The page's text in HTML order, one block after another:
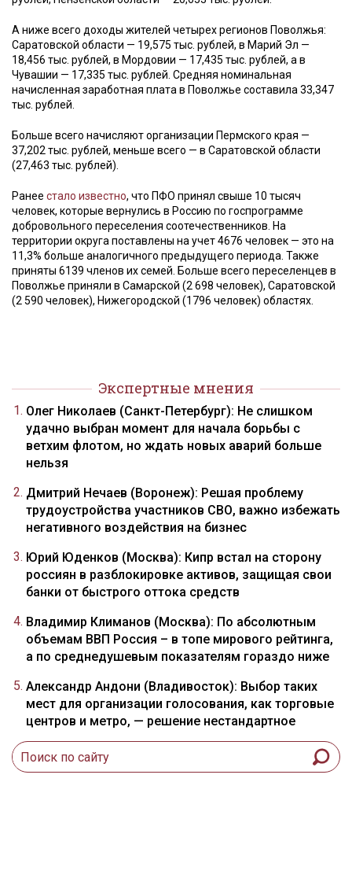
А ниже всего доходы жителей четырех регионов Поволжья:
Саратовской области — 19,575 тыс. рублей, в Марий Эл —
18,456 тыс. рублей, в Мордовии — 17,435 тыс. рублей, а в
Чувашии — 17,335 тыс. рублей. Средняя номинальная
начисленная заработная плата в Поволжье составила 33,347
тыс. рублей.
Больше всего начисляют организации Пермского края —
37,202 тыс. рублей, меньше всего — в Саратовской области
(27,463 тыс. рублей).
Ранее стало известно, что ПФО принял свыше 10 тысяч
человек, которые вернулись в Россию по госпрограмме
добровольного переселения соотечественников. На
территории округа поставлены на учет 4676 человек — это на
11,3% больше аналогичного предыдущего периода. Также
приняты 6139 членов их семей. Больше всего переселенцев в
Поволжье приняли в Самарской (2 698 человек), Саратовской
(2 590 человек), Нижегородской (1796 человек) областях.
Экспертные мнения
Олег Николаев (Санкт-Петербург): Не слишком
удачно выбран момент для начала борьбы с
ветхим флотом, но ждать новых аварий больше
нельзя
Дмитрий Нечаев (Воронеж): Решая проблему
трудоустройства участников СВО, важно избежать
негативного воздействия на бизнес
Юрий Юденков (Москва): Кипр встал на сторону
россиян в разблокировке активов, защищая свои
банки от быстрого оттока средств
Владимир Климанов (Москва): По абсолютным
объемам ВВП Россия – в топе мирового рейтинга,
а по среднедушевым показателям гораздо ниже
Александр Андони (Владивосток): Выбор таких
мест для организации голосования, как торговые
центров и метро, — решение нестандартное